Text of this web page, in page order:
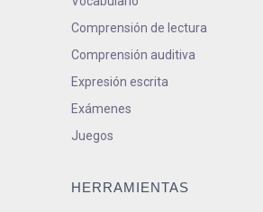
Comprensión de lectura
Comprensión auditiva
Expresión escrita
Exámenes
Juegos
HERRAMIENTAS